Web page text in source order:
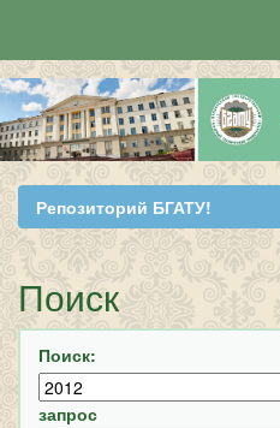
Skip
navigation
Репозиторий БГАТУ!
Поиск
Поиск:
запрос